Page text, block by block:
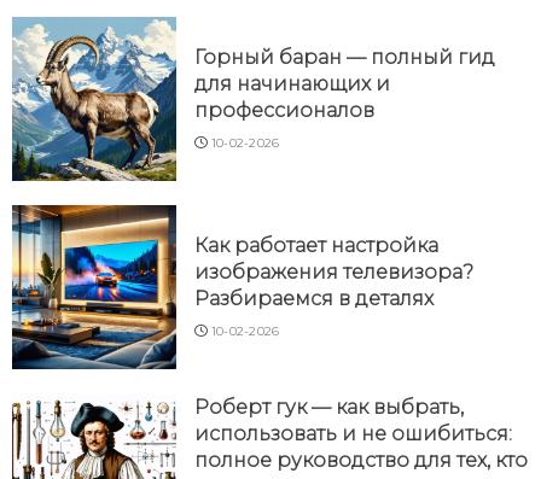
Горный баран — полный гид
для начинающих и
профессионалов
10-02-2026
Как работает настройка
изображения телевизора?
Разбираемся в деталях
10-02-2026
Роберт гук — как выбрать,
использовать и не ошибиться:
полное руководство для тех, кто